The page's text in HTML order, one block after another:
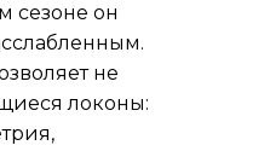
сезоне он
не
локоны: